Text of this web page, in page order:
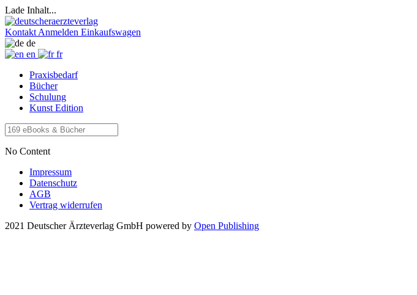
Lade Inhalt...
Kontakt Anmelden Einkaufswagen
de
en
fr
Praxisbedarf
Bücher
Schulung
Kunst Edition
No Content
Impressum
Datenschutz
AGB
Vertrag widerrufen
2021 Deutscher Ärzteverlag GmbH powered by Open Publishing